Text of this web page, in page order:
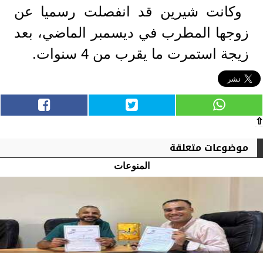
وكانت شيرين قد انفصلت رسميا عن
زوجها المطرب في ديسمبر الماضي، بعد
زيجة استمرت ما يقرب من 4 سنوات.
⇧
موضوعات متعلقة
المنوعات